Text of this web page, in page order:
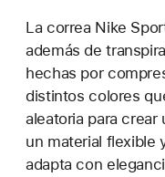
La correa Nike
además de
hechas por
distintos colores
aleatoria para
un material flexible
adapta con